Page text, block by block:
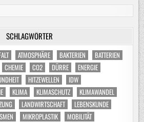
SCHLAGWÖRTER
ATMOSPHÄRE BAKTERIEN
BATTERIEN
CHEMIE CO2 DÜRRE
ENERGIE
HITZEWELLEN
IDW
KLIMA KLIMASCHUTZ
KLIMAWANDEL
LANDWIRTSCHAFT
LEBENSKUNDE
MIKROPLASTIK
MOBILITÄT